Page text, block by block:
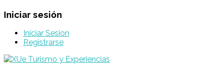
Iniciar sesión
Iniciar Sesion
Registrarse